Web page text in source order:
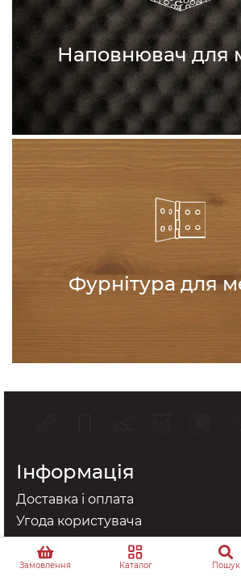
Наповнювач для
Фурнітура для
Інформація
Доставка і оплата
Угода користувача
Умови повернення
Оптові знижки
Замовлення Каталог Пошук